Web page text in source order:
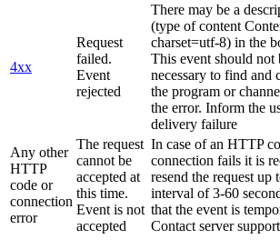
4xx
Request
failed.
Event
rejected
There may be a
(type of content
charset=utf-8) in the
This event should not
necessary to find and
the program or
the error. Inform the
delivery failure
Any other
HTTP
code or
connection
error
The request
cannot be
accepted at
this time.
Event is not
accepted
In case of an HTTP
connection fails it is
resend the request up
interval of 3-60
that the event is
Contact server support